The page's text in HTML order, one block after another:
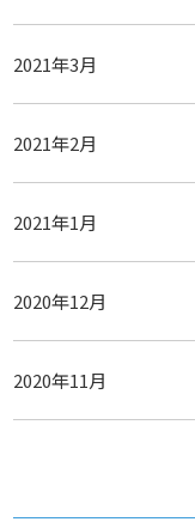
2021年3月
2021年2月
2021年1月
2020年12月
2020年11月